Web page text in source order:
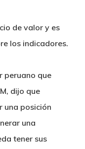
de valor y es
los indicadores.
peruano que
dijo que
una posición
una
tener sus